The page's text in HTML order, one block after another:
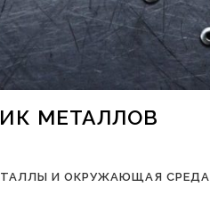
МЕТАЛЛОВ
И ОКРУЖАЮЩАЯ СРЕДА